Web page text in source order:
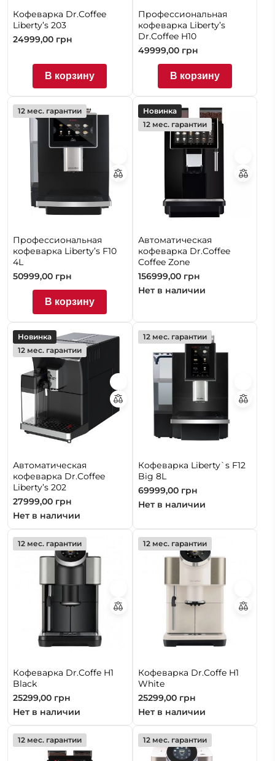
Кофеварка Dr.Coffee
Liberty’s 203
24999,00 грн
В корзину
Профессиональная
кофеварка Liberty’s
Dr.Coffee H10
49999,00 грн
В корзину
12 мес. гарантии
Профессиональная
кофеварка Liberty’s F10
4L
50999,00 грн
В корзину
Новинка
12 мес. гарантии
Автоматическая
кофеварка Dr.Coffee
Coffee Zone
156999,00 грн
Нет в наличии
Новинка
12 мес. гарантии
Автоматическая
кофеварка Dr.Coffee
Liberty’s 202
27999,00 грн
Нет в наличии
12 мес. гарантии
Кофеварка Liberty`s F12
Big 8L
69999,00 грн
Нет в наличии
12 мес. гарантии
Кофеварка Dr.Coffe H1
Black
25299,00 грн
Нет в наличии
12 мес. гарантии
Кофеварка Dr.Coffe H1
White
25299,00 грн
Нет в наличии
12 мес. гарантии 12 мес. гарантии